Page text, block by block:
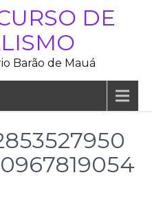
DE
Barão de Mauá